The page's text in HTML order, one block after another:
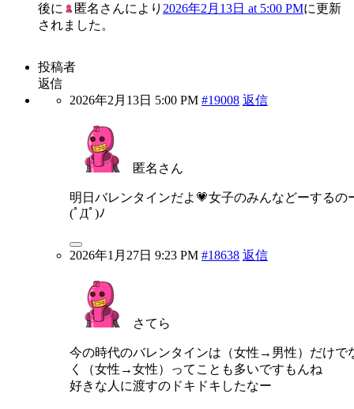
後に
匿名さんにより 2026年2月13日 at 5:00 PMに更新
されました。
投稿者
返信
2026年2月13日 5:00 PM #19008 返信
匿名さん
明日バレンタインだよ💗女子のみんなどーするの
(ﾟДﾟ)ﾉ
2026年1月27日 9:23 PM #18638 返信
さてら
今の時代のバレンタインは（女性→男性）だけで
く（女性→女性）ってことも多いですもんね
好きな人に渡すのドキドキしたなー